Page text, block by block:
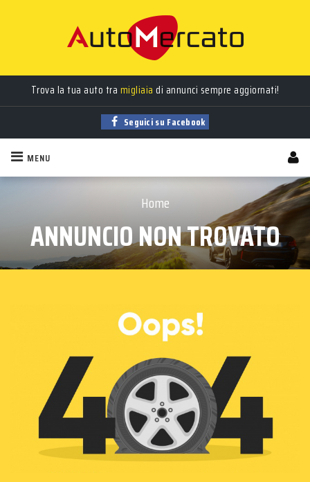
Trova la tua auto tra migliaia di annunci sempre aggiornati!
Seguici su Facebook
MENU
Home
ANNUNCIO NON TROVATO